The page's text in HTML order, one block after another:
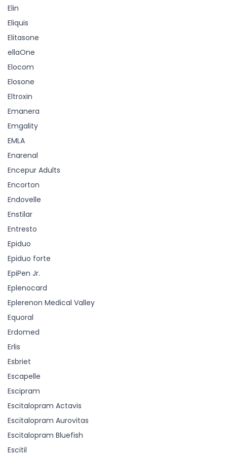
Elin
Eliquis
Elitasone
ellaOne
Elocom
Elosone
Eltroxin
Emanera
Emgality
EMLA
Enarenal
Encepur Adults
Encorton
Endovelle
Enstilar
Entresto
Epiduo
Epiduo forte
EpiPen Jr.
Eplenocard
Eplerenon Medical Valley
Equoral
Erdomed
Erlis
Esbriet
Escapelle
Escipram
Escitalopram Actavis
Escitalopram Aurovitas
Escitalopram Bluefish
Escitil